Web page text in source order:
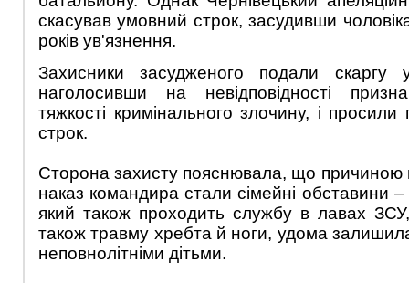
скасував умовний строк, засудивши
років ув'язнення.
Захисники засудженого подали
наголосивши на невідповідності
тяжкості кримінального злочину, і
строк.
Сторона захисту пояснювала, що причиною
наказ командира стали сімейні обставини –
який також проходить службу в лавах ЗСУ,
також травму хребта й ноги, удома
неповнолітніми дітьми.